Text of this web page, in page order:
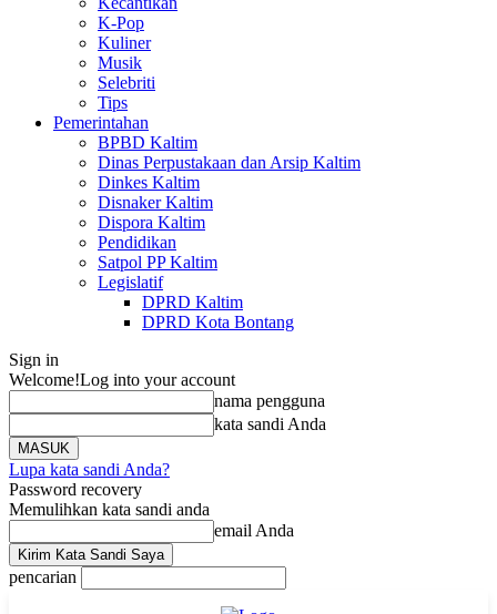
K-Pop
Kuliner
Musik
Selebriti
Tips
Pemerintahan
BPBD Kaltim
Dinas Perpustakaan dan Arsip Kaltim
Dinkes Kaltim
Disnaker Kaltim
Dispora Kaltim
Pendidikan
Satpol PP Kaltim
Legislatif
DPRD Kaltim
DPRD Kota Bontang
Sign in
Welcome!Log into your account
nama pengguna
kata sandi Anda
Lupa kata sandi Anda?
Password recovery
Memulihkan kata sandi anda
email Anda
pencarian